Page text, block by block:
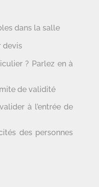
dans la salle
devis
? Parlez en à
de validité
à l’entrée de
des personnes